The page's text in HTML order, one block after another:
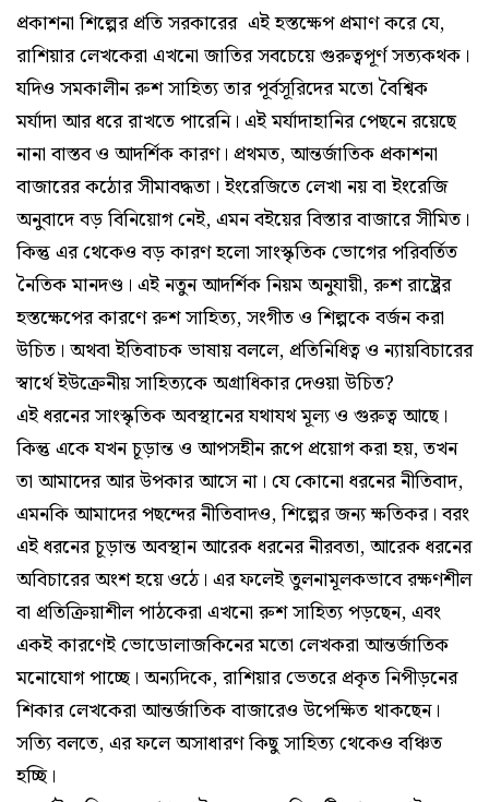
প্রকাশনা শিল্পের প্রতি সরকারের এই হস্তক্ষেপ প্রমাণ করে যে,
রাশিয়ার লেখকেরা এখনো জাতির সবচেয়ে গুরুত্বপূর্ণ সত্যকথক।
যদিও সমকালীন রুশ সাহিত্য তার পূর্বসূরিদের মতো বৈশ্বিক
মর্যাদা আর ধরে রাখতে পারেনি। এই মর্যাদাহানির পেছনে রয়েছে
নানা বাস্তব ও আদর্শিক কারণ। প্রথমত, আন্তর্জাতিক প্রকাশনা
বাজারের কঠোর সীমাবদ্ধতা। ইংরেজিতে লেখা নয় বা ইংরেজি
অনুবাদে বড় বিনিয়োগ নেই, এমন বইয়ের বিস্তার বাজারে সীমিত।
কিন্তু এর থেকেও বড় কারণ হলো সাংস্কৃতিক ভোগের পরিবর্তিত
নৈতিক মানদণ্ড। এই নতুন আদর্শিক নিয়ম অনুযায়ী, রুশ রাষ্ট্রের
হস্তক্ষেপের কারণে রুশ সাহিত্য, সংগীত ও শিল্পকে বর্জন করা
উচিত। অথবা ইতিবাচক ভাষায় বললে, প্রতিনিধিত্ব ও ন্যায়বিচারের
স্বার্থে ইউক্রেনীয় সাহিত্যকে অগ্রাধিকার দেওয়া উচিত?
এই ধরনের সাংস্কৃতিক অবস্থানের যথাযথ মূল্য ও গুরুত্ব আছে।
কিন্তু একে যখন চূড়ান্ত ও আপসহীন রূপে প্রয়োগ করা হয়, তখন
তা আমাদের আর উপকার আসে না। যে কোনো ধরনের নীতিবাদ,
এমনকি আমাদের পছন্দের নীতিবাদও, শিল্পের জন্য ক্ষতিকর। বরং
এই ধরনের চূড়ান্ত অবস্থান আরেক ধরনের নীরবতা, আরেক ধরনের
অবিচারের অংশ হয়ে ওঠে। এর ফলেই তুলনামূলকভাবে রক্ষণশীল
বা প্রতিক্রিয়াশীল পাঠকেরা এখনো রুশ সাহিত্য পড়ছেন, এবং
একই কারণেই ভোডোলাজকিনের মতো লেখকরা আন্তর্জাতিক
মনোযোগ পাচ্ছে। অন্যদিকে, রাশিয়ার ভেতরে প্রকৃত নিপীড়নের
শিকার লেখকেরা আন্তর্জাতিক বাজারেও উপেক্ষিত থাকছেন।
সত্যি বলতে, এর ফলে অসাধারণ কিছু সাহিত্য থেকেও বঞ্চিত
হচ্ছি।